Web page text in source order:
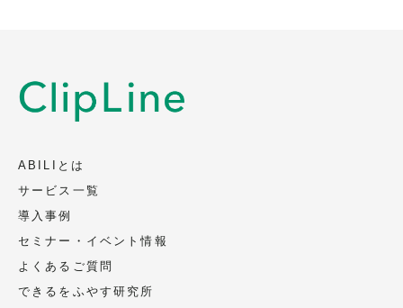
ABILIとは
サービス一覧
導入事例
セミナー・イベント情報
よくあるご質問
できるをふやす研究所